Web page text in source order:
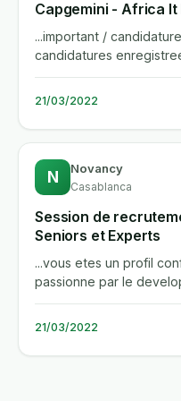
Capgemini - Africa It
...important /
candidatures
seront transmises...
21/03/2022
N Novancy
Casablanca
Session de
Seniors et Experts
...vous etes un profil
passionne par le
ecosysteme, vous etes
21/03/2022